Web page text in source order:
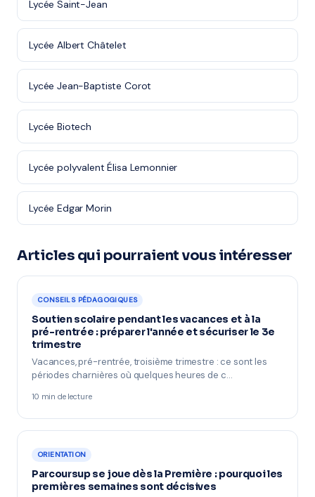
Lycée Saint-Jean
Lycée Albert Châtelet
Lycée Jean-Baptiste Corot
Lycée Biotech
Lycée polyvalent Élisa Lemonnier
Lycée Edgar Morin
Articles qui pourraient vous intéresser
CONSEILS PÉDAGOGIQUES
Soutien scolaire pendant les vacances et à la
pré-rentrée : préparer l'année et sécuriser le 3e
trimestre
Vacances, pré-rentrée, troisième trimestre : ce sont les
périodes charnières où quelques heures de c…
10 min de lecture
ORIENTATION
Parcoursup se joue dès la Première : pourquoi les
premières semaines sont décisives